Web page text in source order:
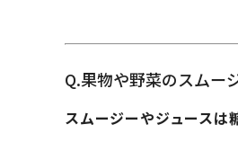
Q.果物や野菜のスムー
スムージーやジュースは